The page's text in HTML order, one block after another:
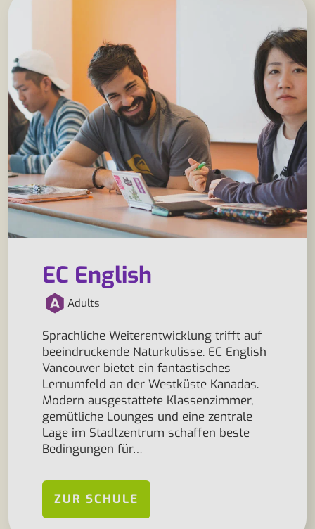
EC English
Adults
Sprachliche Weiterentwicklung trifft auf
beeindruckende Naturkulisse. EC English
Vancouver bietet ein fantastisches
Lernumfeld an der Westküste Kanadas.
Modern ausgestattete Klassenzimmer,
gemütliche Lounges und eine zentrale
Lage im Stadtzentrum schaffen beste
Bedingungen für…
ZUR SCHULE